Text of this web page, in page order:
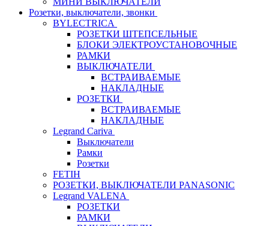
Розетки, выключатели, звонки
BYLECTRICA
РОЗЕТКИ ШТЕПСЕЛЬНЫЕ
БЛОКИ ЭЛЕКТРОУСТАНОВОЧНЫЕ
РАМКИ
ВЫКЛЮЧАТЕЛИ
ВСТРАИВАЕМЫЕ
НАКЛАДНЫЕ
РОЗЕТКИ
ВСТРАИВАЕМЫЕ
НАКЛАДНЫЕ
Legrand Cariva
Выключатели
Рамки
Розетки
FETIH
РОЗЕТКИ, ВЫКЛЮЧАТЕЛИ PANASONIC
Legrand VALENA
РОЗЕТКИ
РАМКИ